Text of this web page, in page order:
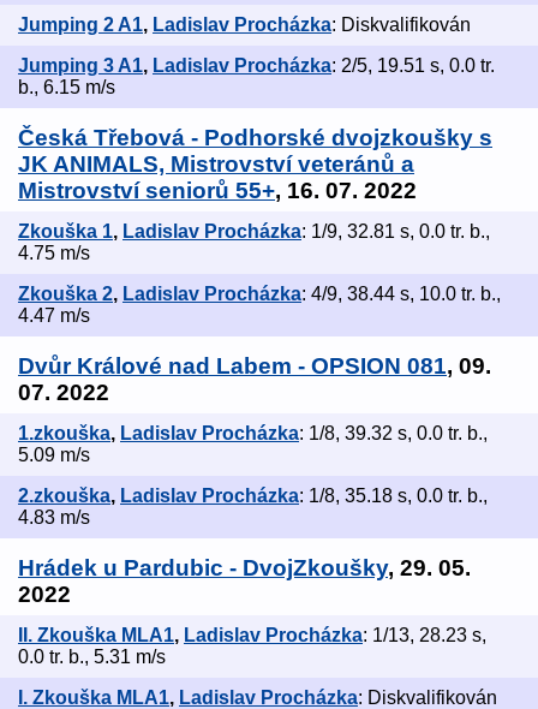
Jumping 2 A1, Ladislav Procházka: Diskvalifikován
Jumping 3 A1, Ladislav Procházka: 2/5, 19.51 s, 0.0 tr.
b., 6.15 m/s
Česká Třebová - Podhorské dvojzkoušky s
JK ANIMALS, Mistrovství veteránů a
Mistrovství seniorů 55+, 16. 07. 2022
Zkouška 1, Ladislav Procházka: 1/9, 32.81 s, 0.0 tr. b.,
4.75 m/s
Zkouška 2, Ladislav Procházka: 4/9, 38.44 s, 10.0 tr. b.,
4.47 m/s
Dvůr Králové nad Labem - OPSION 081, 09.
07. 2022
1.zkouška, Ladislav Procházka: 1/8, 39.32 s, 0.0 tr. b.,
5.09 m/s
2.zkouška, Ladislav Procházka: 1/8, 35.18 s, 0.0 tr. b.,
4.83 m/s
Hrádek u Pardubic - DvojZkoušky, 29. 05.
2022
II. Zkouška MLA1, Ladislav Procházka: 1/13, 28.23 s,
0.0 tr. b., 5.31 m/s
I. Zkouška MLA1, Ladislav Procházka: Diskvalifikován